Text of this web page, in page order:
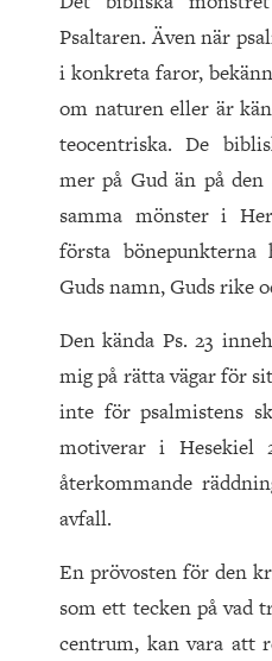
Psaltaren. Även när
i konkreta faror,
om naturen eller är
teocentriska. De
mer på Gud än på
samma mönster i
första
Guds namn, Guds rike
Den kända Ps. 23
mig på rätta vägar för
inte för psalmistens
motiverar i Hesekiel
återkommande
avfall.
En prövosten för den
som ett tecken på vad
centrum, kan vara att